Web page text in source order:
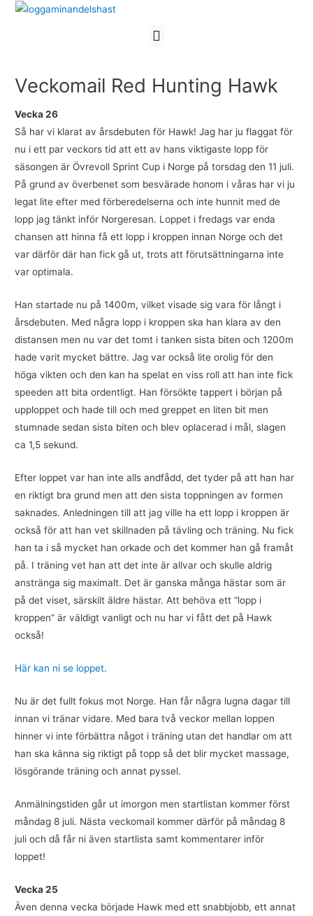
Hoppa
Meny
Veckomail Red Hunting Hawk
Vecka 26
Så har vi klarat av årsdebuten för Hawk! Jag har ju flaggat för
nu i ett par veckors tid att ett av hans viktigaste lopp för
säsongen är Övrevoll Sprint Cup i Norge på torsdag den 11 juli.
På grund av överbenet som besvärade honom i våras har vi ju
legat lite efter med förberedelserna och inte hunnit med de
lopp jag tänkt inför Norgeresan. Loppet i fredags var enda
chansen att hinna få ett lopp i kroppen innan Norge och det
var därför där han fick gå ut, trots att förutsättningarna inte
var optimala.
Han startade nu på 1400m, vilket visade sig vara för långt i
årsdebuten. Med några lopp i kroppen ska han klara av den
distansen men nu var det tomt i tanken sista biten och 1200m
hade varit mycket bättre. Jag var också lite orolig för den
höga vikten och den kan ha spelat en viss roll att han inte fick
speeden att bita ordentligt. Han försökte tappert i början på
upploppet och hade till och med greppet en liten bit men
stumnade sedan sista biten och blev oplacerad i mål, slagen
ca 1,5 sekund.
Efter loppet var han inte alls andfådd, det tyder på att han har
en riktigt bra grund men att den sista toppningen av formen
saknades. Anledningen till att jag ville ha ett lopp i kroppen är
också för att han vet skillnaden på tävling och träning. Nu fick
han ta i så mycket han orkade och det kommer han gå framåt
på. I träning vet han att det inte är allvar och skulle aldrig
anstränga sig maximalt. Det är ganska många hästar som är
på det viset, särskilt äldre hästar. Att behöva ett “lopp i
kroppen” är väldigt vanligt och nu har vi fått det på Hawk
också!
Här kan ni se loppet.
Nu är det fullt fokus mot Norge. Han får några lugna dagar till
innan vi tränar vidare. Med bara två veckor mellan loppen
hinner vi inte förbättra något i träning utan det handlar om att
han ska känna sig riktigt på topp så det blir mycket massage,
lösgörande träning och annat pyssel.
Anmälningstiden går ut imorgon men startlistan kommer först
måndag 8 juli. Nästa veckomail kommer därför på måndag 8
juli och då får ni även startlista samt kommentarer inför
loppet!
Vecka 25
Även denna vecka började Hawk med ett snabbjobb, ett annat